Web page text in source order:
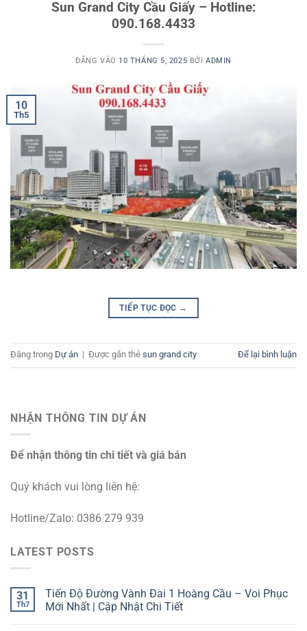
Sun Grand City Cầu Giấy – Hotline:
090.168.4433
ĐĂNG VÀO 10 THÁNG 5, 2025 BỞI ADMIN
10
Th5
TIẾP TỤC ĐỌC →
Đăng trong Dự án | Được gắn thẻ sun grand city Để lại bình luận
NHẬN THÔNG TIN DỰ ÁN
Để nhận thông tin chi tiết và giá bán
Quý khách vui lòng liên hệ:
Hotline/Zalo: 0386 279 939
LATEST POSTS
31
Th7
Tiến Độ Đường Vành Đai 1 Hoàng Cầu – Voi Phục
Mới Nhất | Cập Nhật Chi Tiết